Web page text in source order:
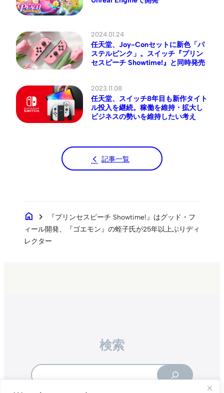
2024.01.24
任天堂、Joy-Conセットに新色「パ
ステルピンク」。スイッチ『プリン
セスピーチ Showtime!』と同時発売
2023.11.08
任天堂、スイッチ8年目も新作タイト
ル投入を継続。稼働を維持・拡大し
ビジネスの勢いを維持したい考え
記事一覧
home chevron_right
『プリンセスピーチ Showtime!』はグッド・フ
ィール開発、『ゴエモン』の蛭子氏が25年以上ぶりディ
レクター
検索